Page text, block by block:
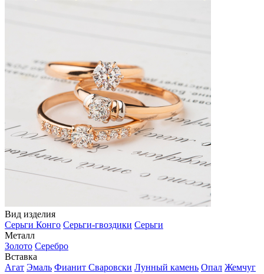
Вид изделия
Серьги Конго Серьги-гвоздики Серьги
Металл
Золото Серебро
Вставка
Агат Эмаль Фианит Сваровски Лунный камень Опал Жемчуг